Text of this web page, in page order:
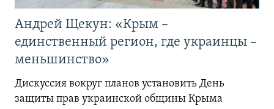
Андрей Щекун: «Крым –
единственный регион, где украинцы –
меньшинство»
Дискуссия вокруг планов установить День
защиты прав украинской общины Крыма